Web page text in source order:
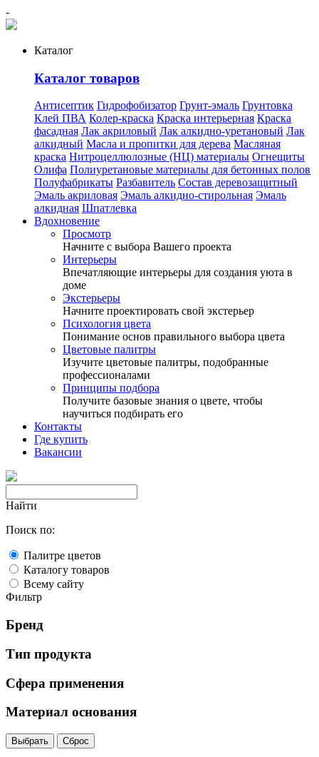
-
Каталог
Каталог товаров
Антисептик Гидрофобизатор Грунт-эмаль Грунтовка
Клей ПВА Колер-краска Краска интерьерная Краска
фасадная Лак акриловый Лак алкидно-уретановый Лак
алкидный Масла и пропитки для дерева Масляная
краска Нитроцеллюлозные (НЦ) материалы Огнещиты
Олифа Полиуретановые материалы для бетонных полов
Полуфабрикаты Разбавитель Состав деревозащитный
Эмаль акриловая Эмаль алкидно-стирольная Эмаль
алкидная Шпатлевка
Вдохновение
Просмотр
Начните с выбора Вашего проекта
Интерьеры
Впечатляющие интерьеры для создания уюта в
доме
Экстерьеры
Начните проектировать свой экстерьер
Психология цвета
Понимание основ правильного выбора цвета
Цветовые палитры
Изучите цветовые палитры, подобранные
профессионалами
Принципы подбора
Получите базовые знания о цвете, чтобы
научиться подбирать его
Контакты
Где купить
Вакансии
Найти
Поиск по:
Палитре цветов
Каталогу товаров
Всему сайту
Фильтр
Бренд
Тип продукта
Сфера применения
Материал основания